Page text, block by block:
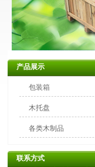
产品展示
包装箱
木托盘
各类木制品
联系方式